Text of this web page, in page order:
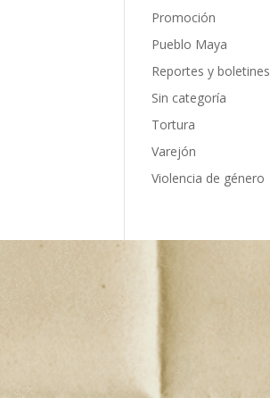
Promoción
Pueblo Maya
Reportes y boletines
Sin categoría
Tortura
Varejón
Violencia de género